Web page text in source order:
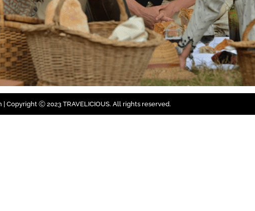
Copyright Ⓒ 2023 TRAVELICIOUS. All rights reserved.